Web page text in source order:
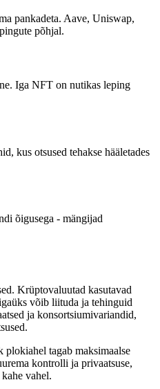
pankadeta. Aave, Uniswap,
põhjal.
Iga NFT on nutikas leping
kus otsused tehakse hääletades
õigusega - mängijad
Krüptovaluutad kasutavad
võib liituda ja tehinguid
ja konsortsiumivariandid,
tagab maksimaalse
kontrolli ja privaatsuse,
vahel.